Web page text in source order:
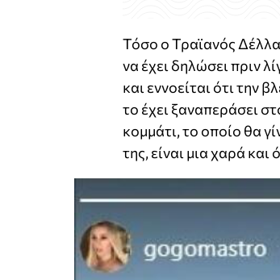
Τόσο ο Τραϊανός
να έχει δηλώσει πριν
και εννοείται ότι την
το έχει ξαναπεράσει
κομμάτι, το οποίο θα
της, είναι μια χαρά